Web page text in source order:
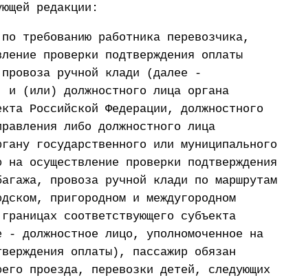
редакции:
требованию работника перевозчика,
проверки подтверждения оплаты
ручной клади (далее -
и (или) должностного лица органа
Российской Федерации, должностного
либо должностного лица
государственного или муниципального
на осуществление проверки подтверждения
провоза ручной клади по маршрутам
пригородном и междугородном
соответствующего субъекта
- должностное лицо, уполномоченное на
оплаты), пассажир обязан
проезда, перевозки детей, следующих